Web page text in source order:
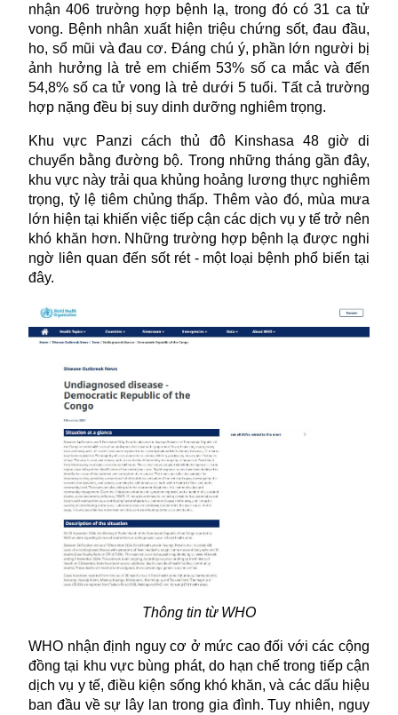
nhận 406 trường hợp bệnh lạ, trong đó có 31 ca tử
vong. Bệnh nhân xuất hiện triệu chứng sốt, đau đầu,
ho, sổ mũi và đau cơ. Đáng chú ý, phần lớn người bị
ảnh hưởng là trẻ em chiếm 53% số ca mắc và đến
54,8% số ca tử vong là trẻ dưới 5 tuổi. Tất cả trường
hợp nặng đều bị suy dinh dưỡng nghiêm trọng.
Khu vực Panzi cách thủ đô Kinshasa 48 giờ di
chuyển bằng đường bộ. Trong những tháng gần đây,
khu vực này trải qua khủng hoảng lương thực nghiêm
trọng, tỷ lệ tiêm chủng thấp. Thêm vào đó, mùa mưa
lớn hiện tại khiến việc tiếp cận các dịch vụ y tế trở nên
khó khăn hơn. Những trường hợp bệnh lạ được nghi
ngờ liên quan đến sốt rét - một loại bệnh phổ biến tại
đây.
Thông tin từ WHO
WHO nhận định nguy cơ ở mức cao đối với các cộng
đồng tại khu vực bùng phát, do hạn chế trong tiếp cận
dịch vụ y tế, điều kiện sống khó khăn, và các dấu hiệu
ban đầu về sự lây lan trong gia đình. Tuy nhiên, nguy